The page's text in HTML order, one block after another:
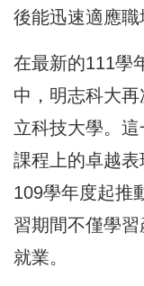
後能迅速適應職
在最新的111學
中，明志科大
立科技大學。
課程上的卓越
109學年度起推
習期間不僅學
就業。